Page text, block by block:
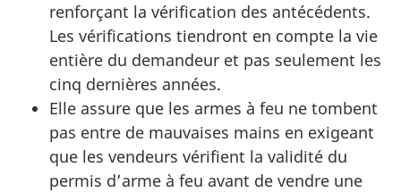
renforçant la vérification des antécédents.
Les vérifications tiendront en compte la vie
entière du demandeur et pas seulement les
cinq dernières années.
Elle assure que les armes à feu ne tombent
pas entre de mauvaises mains en exigeant
que les vendeurs vérifient la validité du
permis d’arme à feu avant de vendre une